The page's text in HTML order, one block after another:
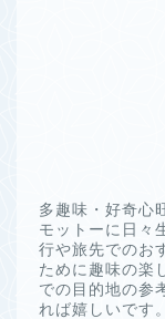
多趣味・好奇心
モットーに日々
行や旅先でのお
ために趣味の楽
での目的地の参
れば嬉しいです